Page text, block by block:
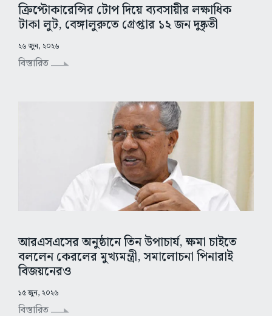
ক্রিপ্টোকারেন্সির টোপ দিয়ে ব্যবসায়ীর লক্ষাধিক
টাকা লুট, বেঙ্গালুরুতে গ্রেপ্তার ১২ জন দুষ্কৃতী
২৬ জুন, ২০২৬
বিস্তারিত
আরএসএসের অনুষ্ঠানে তিন উপাচার্য, ক্ষমা চাইতে
বললেন কেরলের মুখ্যমন্ত্রী, সমালোচনা পিনারাই
বিজয়নেরও
১৫ জুন, ২০২৬
বিস্তারিত